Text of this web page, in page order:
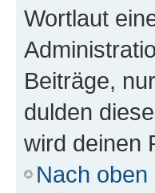
Wortlaut
Beiträge,
dulden
wird deinen
Nach oben